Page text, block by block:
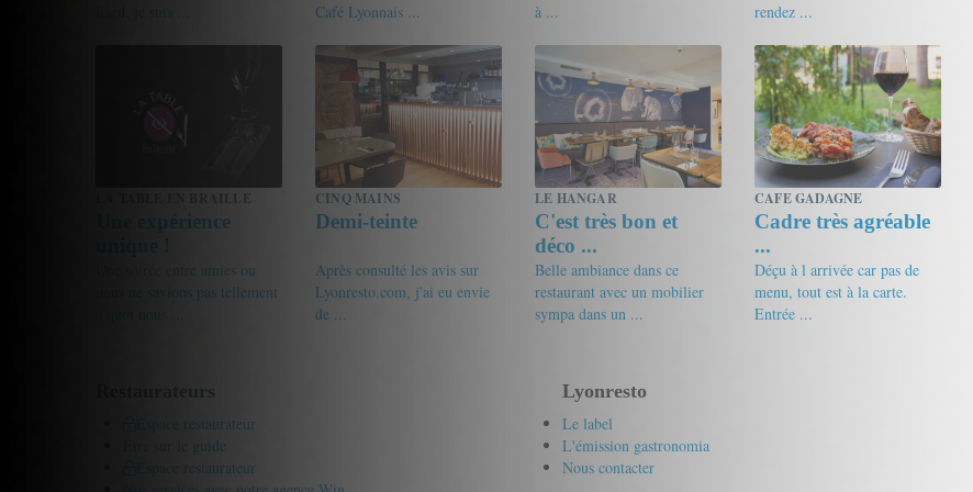
Café Lyonnais ...
à ...
rendez ...
LA TABLE EN BRAILLE
Une expérience
Une soirée entre amies ou
nous ne savions pas tellement
CINQ MAINS
Demi-teinte
Après consulté les avis sur
Lyonresto.com, j'ai eu envie
de ...
LE HANGAR
C'est très bon et
déco ...
Belle ambiance dans ce
restaurant avec un mobilier
sympa dans un ...
CAFE GADAGNE
Cadre très agréable
...
Déçu à l arrivée car pas de
menu, tout est à la carte.
Entrée ...
Espace restaurateur
Être sur le guide
Espace restaurateur
Lyonresto
Le label
L'émission gastronomia
Nous contacter